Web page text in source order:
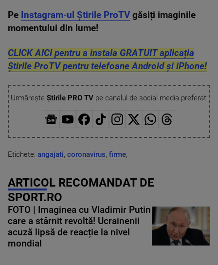
Pe Instagram-ul Știrile ProTV găsiți imaginile
momentului din lume!
CLICK AICI pentru a instala GRATUIT aplicația
Știrile ProTV pentru telefoane Android și iPhone!
Urmărește Știrile PRO TVpe canalul de social media preferat:
Etichete: angajati, coronavirus, firme,
ARTICOL RECOMANDAT DE
SPORT.RO
FOTO | Imaginea cu Vladimir Putin
care a stârnit revoltă! Ucrainenii
acuză lipsă de reacție la nivel
mondial